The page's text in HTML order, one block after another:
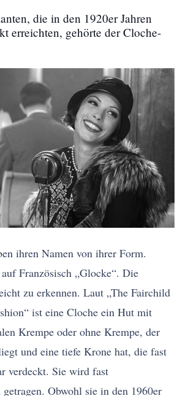
die in den 1920er Jahren
erreichten, gehörte der Cloche-
ihren Namen von ihrer Form.
Französisch „Glocke“. Die
zu erkennen. Laut „The Fairchild
ist eine Cloche ein Hut mit
Krempe oder ohne Krempe, der
und eine tiefe Krone hat, die fast
verdeckt. Sie wird fast
getragen. Obwohl sie in den 1960er